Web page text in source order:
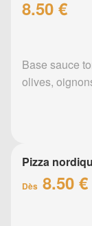
8.50 €
Base sauce
olives,
Pizza
Dès 8.50 €